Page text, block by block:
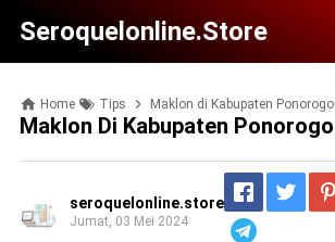
Seroquelonline.store
Home Tips Maklon di Kabupaten Ponorogo
Maklon Di Kabupaten Ponorogo
seroquelonline.store
Jumat, 03 Mei 2024